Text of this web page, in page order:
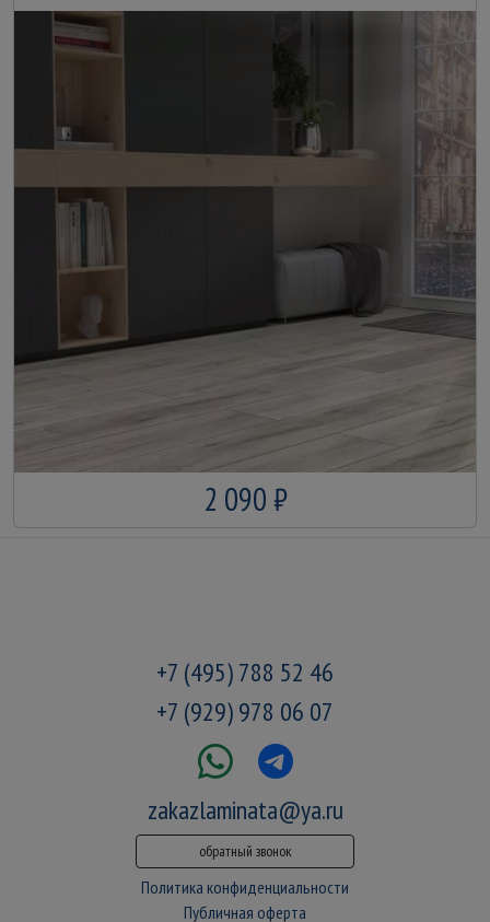
2 090 ₽
+7 (495) 788 52 46
+7 (929) 978 06 07
zakazlaminata@ya.ru
обратный звонок
Политика конфиденциальности
Публичная оферта